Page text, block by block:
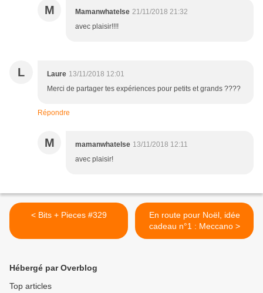
M Mamanwhatelse 21/11/2018 21:32
avec plaisir!!!!
L Laure 13/11/2018 12:01
Merci de partager tes expériences pour petits et grands ????
Répondre
M mamanwhatelse 13/11/2018 12:11
avec plaisir!
< Bits + Pieces #329
En route pour Noël, idée
cadeau n°1 : Meccano >
Hébergé par Overblog
Top articles